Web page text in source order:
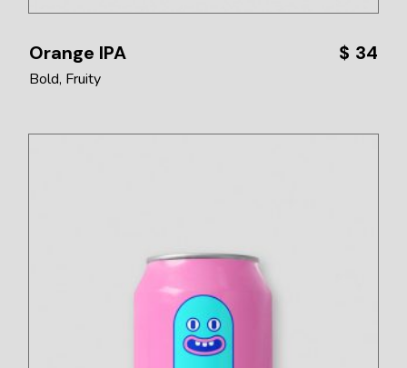
Orange IPA $ 34
Bold Fruity